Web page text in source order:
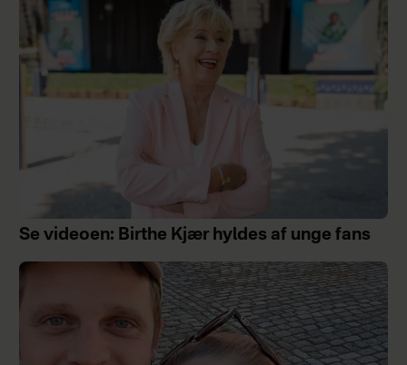
Se videoen: Birthe Kjær hyldes af unge fans